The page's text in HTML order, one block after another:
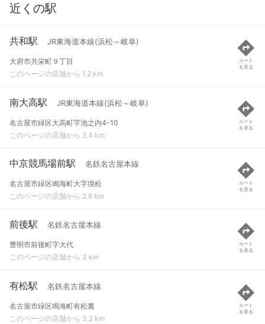
近くの駅
共和駅 JR東海道本線(浜松～岐阜)
大府市共栄町９丁目
このページの店舗から 1.2 km
ルート
を見る
南大高駅 JR東海道本線(浜松～岐阜)
名古屋市緑区大高町字池之内4-10
このページの店舗から 2.4 km
ルート
を見る
中京競馬場前駅 名鉄名古屋本線
名古屋市緑区鳴海町大字境松
このページの店舗から 2.8 km
ルート
を見る
前後駅 名鉄名古屋本線
豊明市前後町字大代
このページの店舗から 3 km
ルート
を見る
有松駅 名鉄名古屋本線
名古屋市緑区鳴海町有松裏
このページの店舗から 3.2 km
ルート
を見る